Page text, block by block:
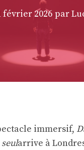
février 2026 par
immersif,
seularrive à